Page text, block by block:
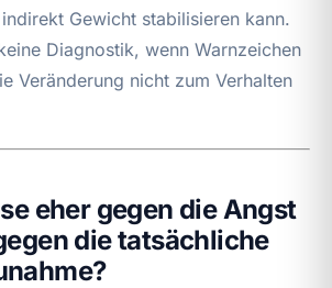
Gewicht stabilisieren kann.
Diagnostik, wenn Warnzeichen
Veränderung nicht zum Verhalten
eher gegen die Angst
die tatsächliche